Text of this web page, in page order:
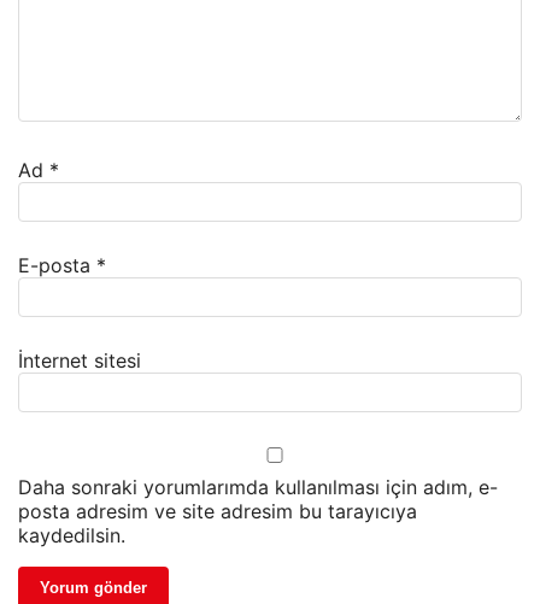
Ad *
E-posta *
İnternet sitesi
Daha sonraki yorumlarımda kullanılması için adım, e-
posta adresim ve site adresim bu tarayıcıya
kaydedilsin.